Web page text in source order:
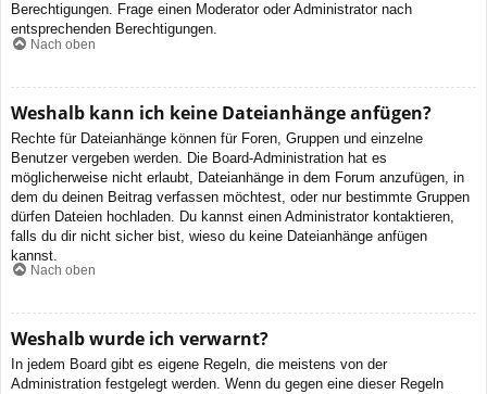
Berechtigungen. Frage einen Moderator oder Administrator nach
entsprechenden Berechtigungen.
Nach oben
Weshalb kann ich keine Dateianhänge anfügen?
Rechte für Dateianhänge können für Foren, Gruppen und einzelne
Benutzer vergeben werden. Die Board-Administration hat es
möglicherweise nicht erlaubt, Dateianhänge in dem Forum anzufügen, in
dem du deinen Beitrag verfassen möchtest, oder nur bestimmte Gruppen
dürfen Dateien hochladen. Du kannst einen Administrator kontaktieren,
falls du dir nicht sicher bist, wieso du keine Dateianhänge anfügen
kannst.
Nach oben
Weshalb wurde ich verwarnt?
In jedem Board gibt es eigene Regeln, die meistens von der
Administration festgelegt werden. Wenn du gegen eine dieser Regeln